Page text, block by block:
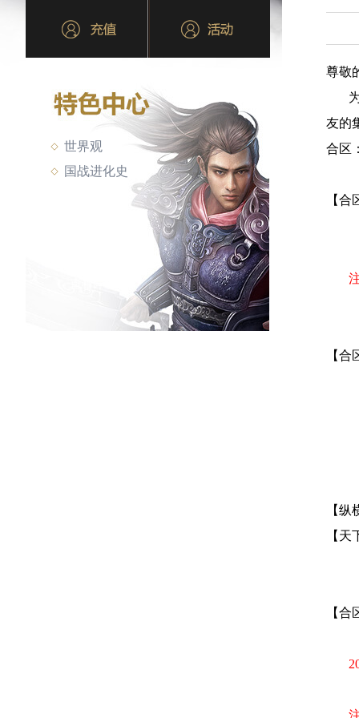
世界观
国战进化史
尊敬
为
友的
合区
【合
【合
【
【
【